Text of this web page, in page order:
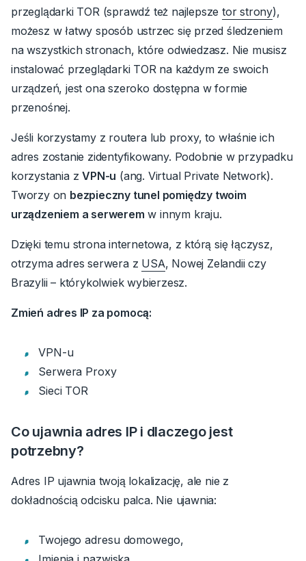
przeglądarki TOR (sprawdź też najlepsze tor strony),
możesz w łatwy sposób ustrzec się przed śledzeniem
na wszystkich stronach, które odwiedzasz. Nie musisz
instalować przeglądarki TOR na każdym ze swoich
urządzeń, jest ona szeroko dostępna w formie
przenośnej.
Jeśli korzystamy z routera lub proxy, to właśnie ich
adres zostanie zidentyfikowany. Podobnie w przypadku
korzystania zVPN-u (ang. Virtual Private Network).
Tworzy on bezpieczny tunel pomiędzy twoim
urządzeniem a serwerem w innym kraju.
Dzięki temu strona internetowa, z którą się łączysz,
otrzyma adres serwera z USA, Nowej Zelandii czy
Brazylii – którykolwiek wybierzesz.
Zmień adres IP za pomocą:
VPN-u
Serwera Proxy
Sieci TOR
Co ujawnia adres IP i dlaczego jest
potrzebny?
Adres IP ujawnia twoją lokalizację, ale nie z
dokładnością odcisku palca. Nie ujawnia:
Twojego adresu domowego,